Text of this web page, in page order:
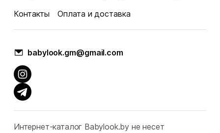
Контакты
Оплата и доставка
babylook.gm@gmail.com
Интернет-каталог Babylook.by не несет